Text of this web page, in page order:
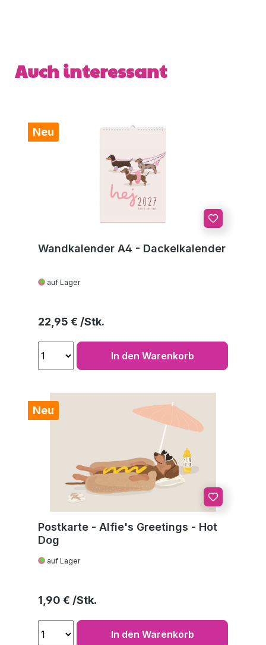
Produktgalerie überspringen
Auch interessant
Neu
Wandkalender A4 - Dackelkalender
auf Lager
Regulärer Preis:
22,95 €
In den Warenkorb
Neu
Postkarte - Alfie's Greetings - Hot
Dog
auf Lager
Regulärer Preis:
1,90 €
In den Warenkorb